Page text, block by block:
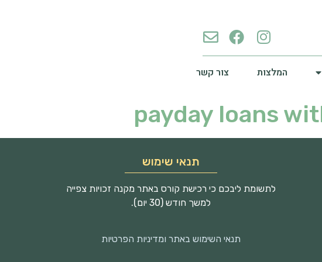
המלצות צור קשר
payday loans
תנאי שימוש
לתשומת ליבכם כי רכישת קורס באתר מקנה זכויות צפייה
למשך חודש (30 יום).
תנאי השימוש באתר ומדיניות הפרטיות